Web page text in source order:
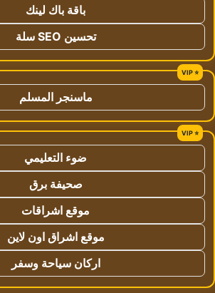
باقة باك لينك
تحسين SEO سلة
ماسنجر المسلم
ضوء التعليمي
صحيفة برق
موقع اشراقات
موقع اشراق اون لاين
اركان سياحة وسفر